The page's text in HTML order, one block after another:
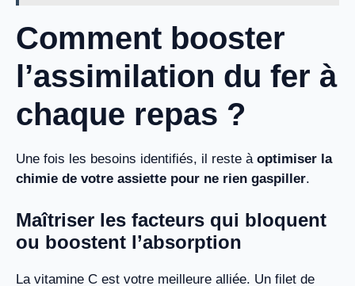
Comment booster
l’assimilation du fer à
chaque repas ?
Une fois les besoins identifiés, il reste à optimiser la
chimie de votre assiette pour ne rien gaspiller.
Maîtriser les facteurs qui bloquent
ou boostent l’absorption
La vitamine C est votre meilleure alliée. Un filet de